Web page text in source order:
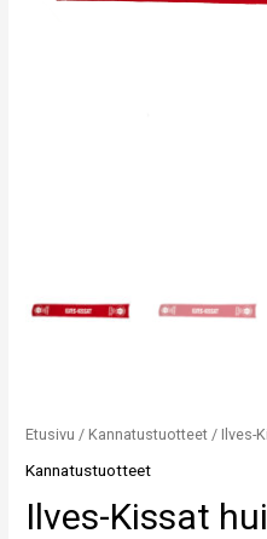
Etusivu / Kannatustuotteet / Ilves-
Kannatustuotteet
Ilves-Kissat